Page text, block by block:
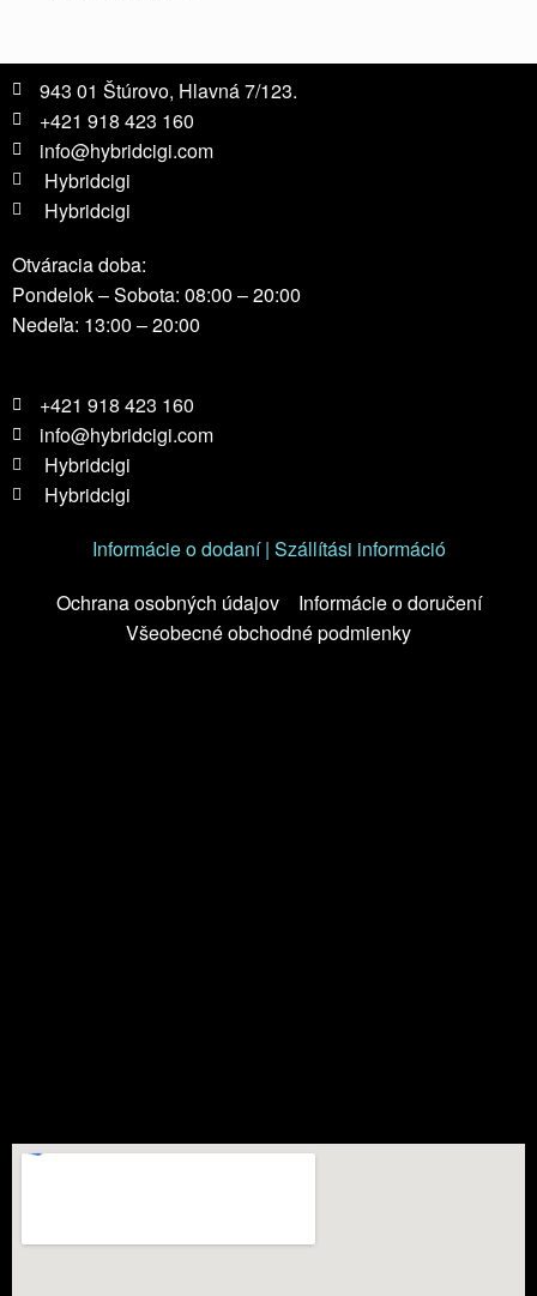
943 01 Štúrovo, Hlavná 7/123.
+421 918 423 160
info@hybridcigi.com
Hybridcigi
Hybridcigi
Otváracia doba:
Pondelok – Sobota: 08:00 – 20:00
Nedeľa: 13:00 – 20:00
+421 918 423 160
info@hybridcigi.com
Hybridcigi
Hybridcigi
Informácie o dodaní | Szállítási információ
Ochrana osobných údajov
Informácie o doručení
Všeobecné obchodné podmienky